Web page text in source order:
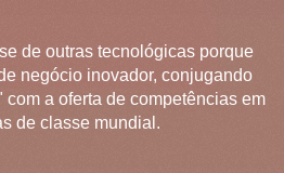
de outras tecnológicas porque
negócio inovador, conjugando
com a oferta de competências em
de classe mundial.